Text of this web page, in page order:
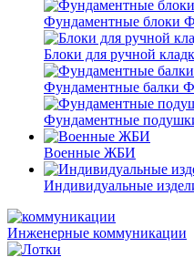
Фундаментные блоки
Блоки для ручной
Фундаментные балки
Фундаментные
Военные ЖБИ
Индивидуальные
Инженерные коммуникации